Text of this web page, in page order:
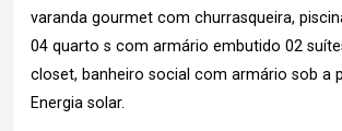
varanda gourmet com churrasqueira,
04 quarto s com armário embutido 02
closet, banheiro social com armário sob a
Energia solar.